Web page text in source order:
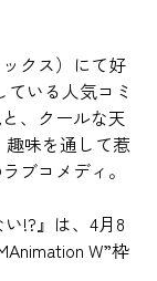
クス）にて好
ている人気コミ
、クールな天
味を通して惹
ブコメディ。
!?』は、4月8
W”枠